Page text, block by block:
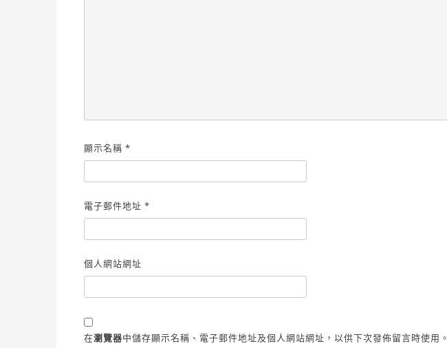
顯示名稱 *
電子郵件地址 *
個人網站網址
在瀏覽器中儲存顯示名稱、電子郵件地址及個人網站網址，以供下次發佈留言時使用。